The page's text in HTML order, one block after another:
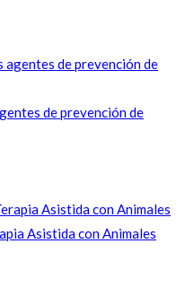
de prevención de
Asistida con Animales